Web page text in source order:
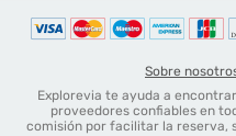
Sobre
Explorevia te ayuda a
proveedores confiables en
comisión por facilitar la reserva,